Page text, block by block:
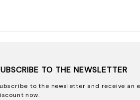
TO THE NEWSLETTER
to the newsletter and receive an
now.